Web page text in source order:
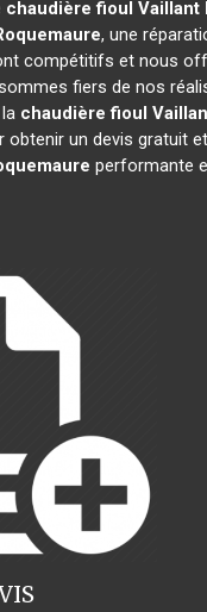
chaudière fioul Vaillant
, une
compétitifs et nous
fiers de nos
chaudière fioul
un devis gratuit
performante